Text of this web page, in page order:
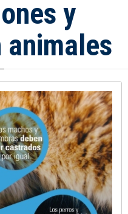
y
animales